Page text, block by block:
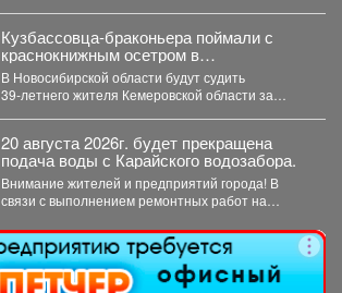
Кузбассовца-браконьера поймали с
краснокнижным осетром в
Новосибирске
В Новосибирской области будут судить
39‑летнего жителя Кемеровской области за
20 августа 2026г. будет прекращена
подача воды с Карайского водозабора.
Внимание жителей и предприятий города! В
связи с выполнением ремонтных работ на